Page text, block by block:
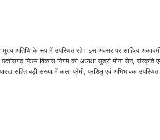
मुख्य अतिथि के रूप में उपस्थित रहे। इस अवसर पर साहित्य
फिल्म विकास निगम की अध्यक्षा सुश्री मोना सेन, संस्कृति
सहित बड़ी संख्या में कला प्रेमी, प्रशिक्षु एवं अभिभावक